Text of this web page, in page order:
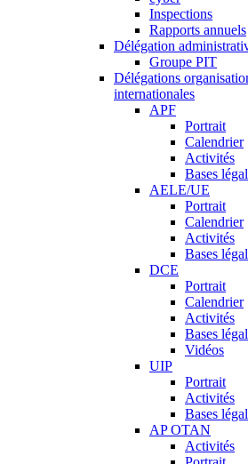
Inspections
Rapports annuels
Délégation
Groupe PIT
Délégations
internationales
APF
Portrait
Calendrier
Activités
Bases
AELE/UE
Portrait
Calendrier
Activités
Bases
DCE
Portrait
Calendrier
Activités
Bases
Vidéos
UIP
Portrait
Activités
Bases
AP OTAN
Activités